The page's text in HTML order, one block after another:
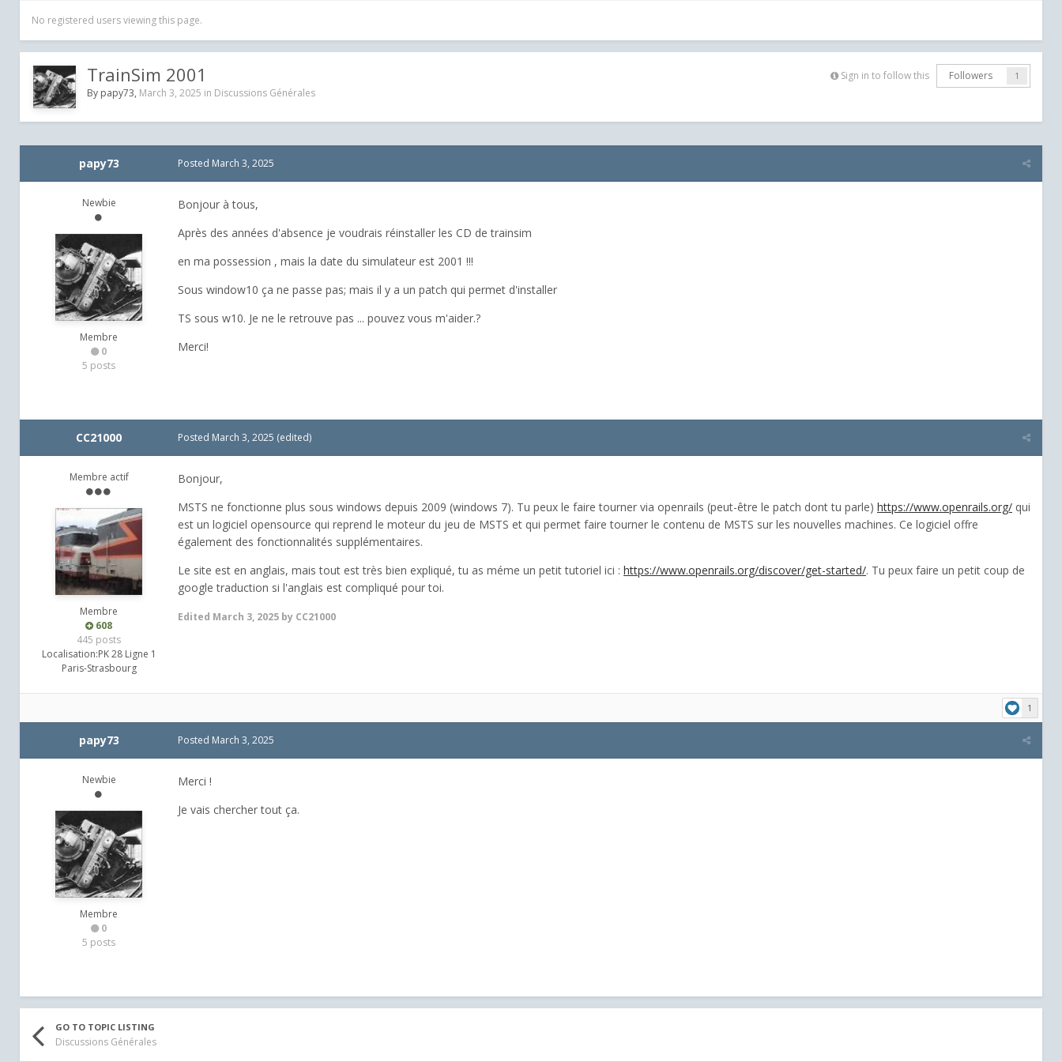
No registered users viewing this page.
Sign in to follow this Followers 1
TrainSim 2001
By papy73, March 3, 2025 in Discussions Générales
papy73
Newbie
Membre
0
5 posts
Posted March 3, 2025
Bonjour à tous,
Après des années d'absence je voudrais réinstaller les CD de trainsim
en ma possession , mais la date du simulateur est 2001 !!!
Sous window10 ça ne passe pas; mais il y a un patch qui permet d'installer
TS sous w10. Je ne le retrouve pas ... pouvez vous m'aider.?
Merci!
CC21000
Membre actif
Membre
608
445 posts
Localisation:PK 28 Ligne 1
Paris-Strasbourg
Posted March 3, 2025 (edited)
Bonjour,
MSTS ne fonctionne plus sous windows depuis 2009 (windows 7). Tu peux le faire tourner via openrails (peut-être le patch dont tu parle) https://www.openrails.org/ qui
est un logiciel opensource qui reprend le moteur du jeu de MSTS et qui permet faire tourner le contenu de MSTS sur les nouvelles machines. Ce logiciel offre
également des fonctionnalités supplémentaires.
Le site est en anglais, mais tout est très bien expliqué, tu as méme un petit tutoriel ici : https://www.openrails.org/discover/get-started/. Tu peux faire un petit coup de
google traduction si l'anglais est compliqué pour toi.
Edited March 3, 2025 by CC21000
1
papy73
Newbie
Membre
0
5 posts
Posted March 3, 2025
Merci !
Je vais chercher tout ça.
GO TO TOPIC LISTING
Discussions Générales